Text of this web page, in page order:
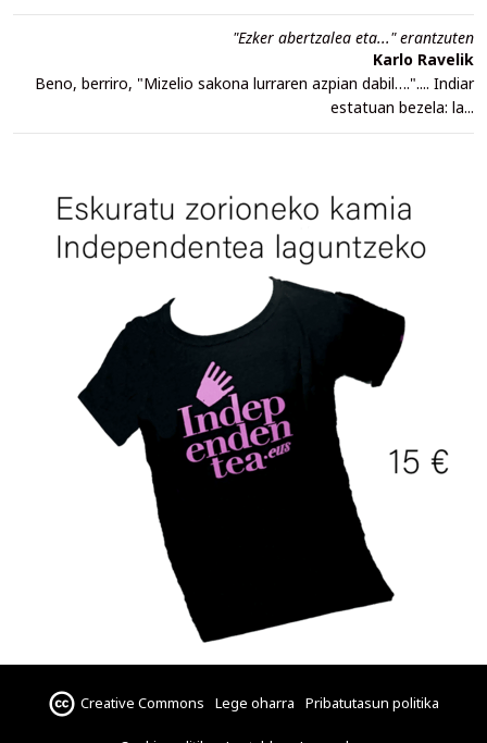
"Ezker abertzalea eta..." erantzuten
Karlo Ravelik
Beno, berriro, "Mizelio sakona lurraren azpian dabil….".... Indiar
estatuan bezela: la...
Creative Commons Lege oharra Pribatutasun politika